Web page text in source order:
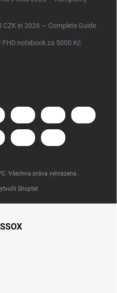
CZK in 2026 — Complete Guide
notebook za 5000 Kč
Shoptet
. Všechna práva vyhrazena.